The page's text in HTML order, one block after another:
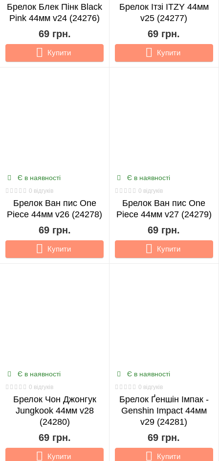
Брелок Блек Пінк Black
Pink 44мм v24 (24276)
69 грн.
Купити
Брелок Ітзі ITZY 44мм
v25 (24277)
69 грн.
Купити
Є в наявності
0 відгуків
Брелок Ван пис One
Piece 44мм v26 (24278)
69 грн.
Купити
Є в наявності
0 відгуків
Брелок Ван пис One
Piece 44мм v27 (24279)
69 грн.
Купити
Є в наявності
0 відгуків
Брелок Чон Джонгук
Jungkook 44мм v28
(24280)
69 грн.
Купити
Є в наявності
0 відгуків
Брелок Ґеншін Імпак -
Genshin Impact 44мм
v29 (24281)
69 грн.
Купити